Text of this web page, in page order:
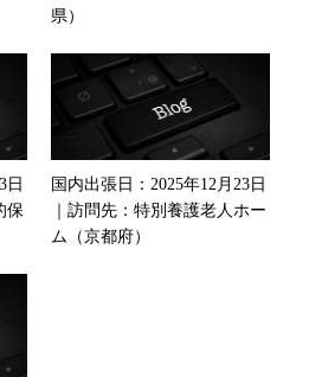
県）
日
保
国内出張日：2025年12月23日
｜訪問先：特別養護老人ホー
ム（京都府）